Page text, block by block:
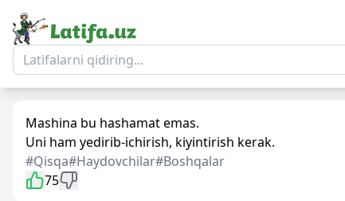
Mashina bu hashamat emas.
Uni ham yedirib-ichirish, kiyintirish kerak.
#Qisqa#Haydovchilar#Boshqalar
75